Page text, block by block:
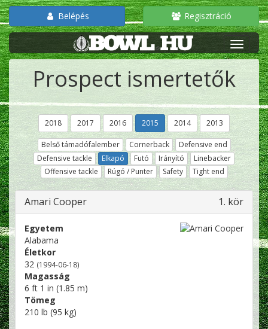
Belépés Regisztráció
Prospect ismertetők
2018 2017 2016 2015 2014 2013
Belső támadófalember Cornerback
Defensive end
Defensive tackle
Elkapó Futó Irányító
Linebacker
Offensive tackle
Rúgó / Punter Safety Tight end
Amari Cooper 1. kör
Egyetem
Alabama
Életkor
32 (1994-06-18)
Magasság
6 ft 1 in (1.85 m)
Tömeg
210 lb (95 kg)